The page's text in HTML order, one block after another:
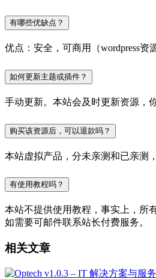
有哪些优缺点？
优点：安全，可商用（wordpress资
如何更新主题或插件？
手动更新。本站会及时更新资源，
购买该资源后，可以退款吗？
本站虚拟产品，分未亲测和已亲测
有使用教程吗？
本站不提供使用教程，事实上，所
如需要可邮件联系站长付费服务。
相关文章